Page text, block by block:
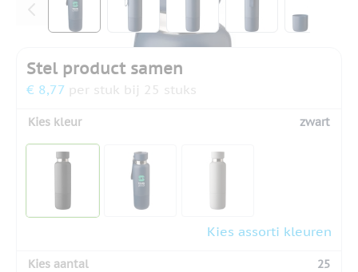
Stel product samen
€ 8,77 per stuk bij 25 stuks
Kies kleur zwart
Kies assorti kleuren
Kies aantal 25